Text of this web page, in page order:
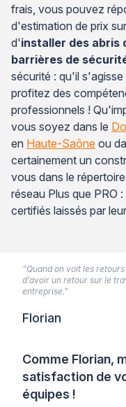
frais, vous pouvez
d'estimation de prix
d'installer des abris
barrières de
sécurité : qu'il
profitez des
professionnels !
vous soyez dans le
en Haute-Saône ou
certainement un
vous dans le
réseau Plus que PRO
certifiés laissés par
Comme Florian,
satisfaction de
équipes !
“Quand on voit les
d’avoir un retour sur le
entreprise.”
Florian